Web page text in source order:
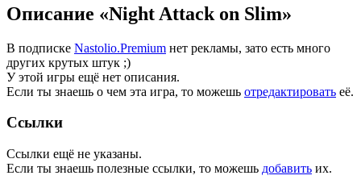
Описание «Night Attack on Slim»
В подписке Nastolio.Premium нет рекламы, зато есть много
других крутых штук ;)
У этой игры ещё нет описания.
Если ты знаешь о чем эта игра, то можешь отредактировать её.
Ссылки
Ссылки ещё не указаны.
Если ты знаешь полезные ссылки, то можешь добавить их.